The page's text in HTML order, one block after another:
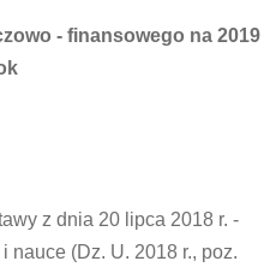
- finansowego na 2019
z dnia 20 lipca 2018 r. -
nauce (Dz. U. 2018 r., poz.